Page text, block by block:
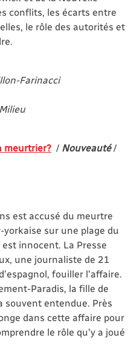
conflits, les écarts entre
le rôle des autorités et
Farinacci
meurtrier? / Nouveauté/
est accusé du meurtre
yorkaise sur une plage du
innocent. La Presse
une journaliste de 21
fouiller l’affaire.
Paradis, la fille de
souvent entendue. Près
dans cette affaire pour
le rôle qu'y a joué